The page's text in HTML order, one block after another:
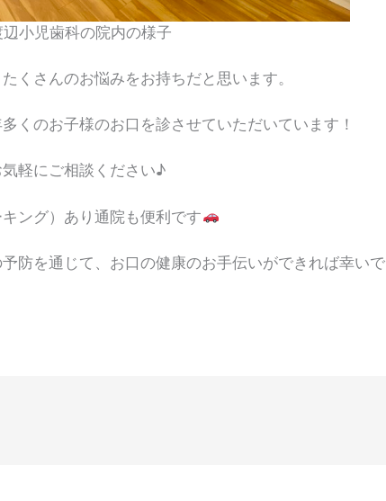
辺小児歯科の院内の様子
くさんのお悩みをお持ちだと思います。
くのお子様のお口を診させていただいています！
軽にご相談ください♪
キング）あり通院も便利です
防を通じて、お口の健康のお手伝いができれば幸いで